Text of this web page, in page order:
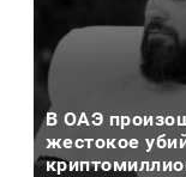
В ОАЭ
жестокое